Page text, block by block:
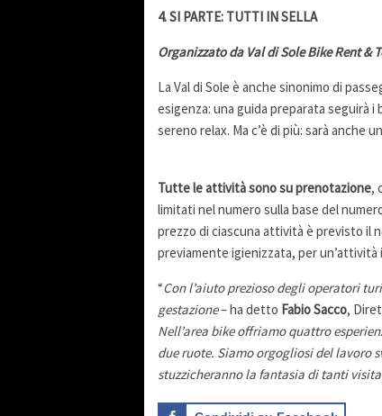
4. SI PARTE: TUTTI IN SELLA
Organizzato da Val di Sole Bike Rent &
La Val di Sole è anche sinonimo di
esigenza: una guida preparata seguirà
sereno relax. Ma c’è di più: sarà anche
Tutte le attività sono su prenotazione,
limitati nel numero sulla base del
prezzo di ciascuna attività è previsto il
previamente igienizzata, per un’attività
“Con l’aiuto prezioso degli operatori
gestazione– ha detto Fabio Sacco,
Nell’area bike offriamo quattro
due ruote. Siamo orgogliosi del lavoro
stuzzicheranno la fantasia di tanti